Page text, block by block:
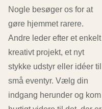
Nogle besøger os for at
gøre hjemmet rarere.
Andre leder efter et enkelt
kreativt projekt, et nyt
stykke udstyr eller idéer til
små eventyr. Vælg din
indgang herunder og kom